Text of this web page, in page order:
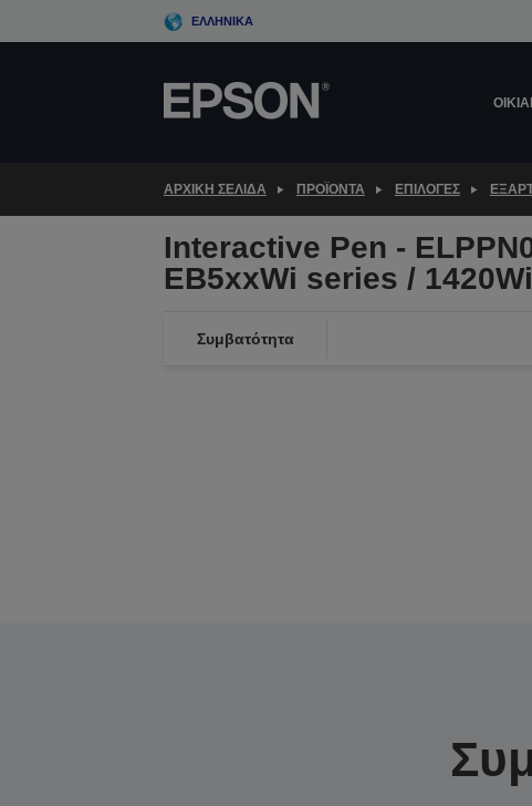
to
ΕΛΛΗΝΙΚΆ
ΑΡΧΙΚΗ ΣΕΛΙΔΑ ΠΡΟΪΌΝΤΑ ΕΠΙΛΟΓΈΣ
Interactive Pen -
EB5xxWi series /
Συμβατότητα